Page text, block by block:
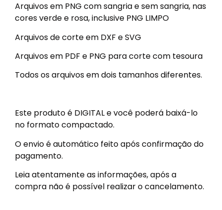
Arquivos em PNG com sangria e sem sangria, nas
cores verde e rosa, inclusive PNG LIMPO
Arquivos de corte em DXF e SVG
Arquivos em PDF e PNG para corte com tesoura
Todos os arquivos em dois tamanhos diferentes.
Este produto é DIGITAL e você poderá baixá-lo
no formato compactado.
O envio é automático feito após confirmação do
pagamento.
Leia atentamente as informações, após a
compra não é possível realizar o cancelamento.